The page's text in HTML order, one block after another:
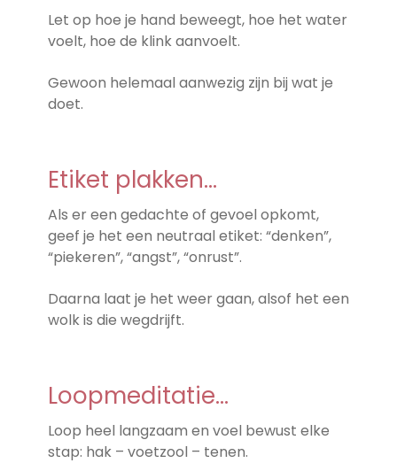
Let op hoe je hand beweegt, hoe het water
voelt, hoe de klink aanvoelt.
Gewoon helemaal aanwezig zijn bij wat je
doet.
Etiket plakken…
Als er een gedachte of gevoel opkomt,
geef je het een neutraal etiket: “denken”,
“piekeren”, “angst”, “onrust”.
Daarna laat je het weer gaan, alsof het een
wolk is die wegdrijft.
Loopmeditatie…
Loop heel langzaam en voel bewust elke
stap: hak – voetzool – tenen.